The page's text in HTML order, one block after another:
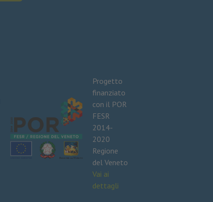
Progetto
finanziato
con il POR
FESR
2014-
2020
Regione
del Veneto
Vai ai
dettagli